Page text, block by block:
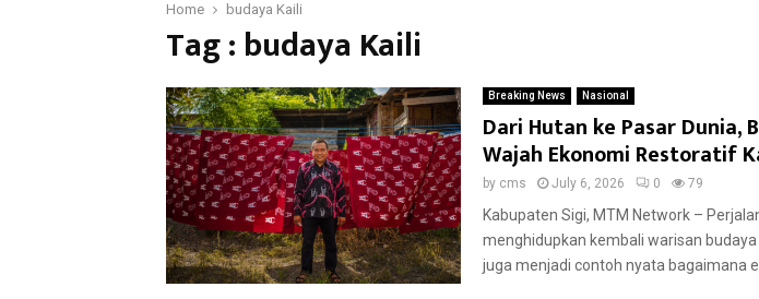
Home budaya Kaili
Tag : budaya Kaili
Breaking News Nasional
Dari Hutan ke Pasar Dunia,
Wajah Ekonomi Restoratif
by cms July 6, 2026 0 79
Kabupaten Sigi, MTM Network –
menghidupkan kembali warisan
juga menjadi contoh nyata bagaimana